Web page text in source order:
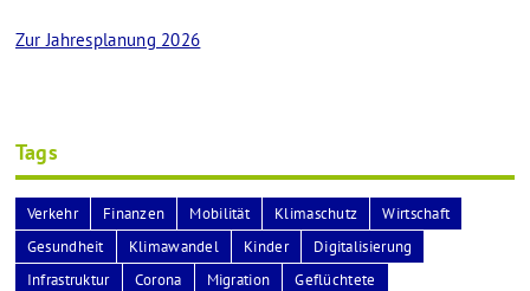
Zur Jahresplanung 2026
Tags
Verkehr Finanzen Mobilität Klimaschutz
Wirtschaft
Gesundheit
Klimawandel Kinder
Digitalisierung
Infrastruktur
Corona Migration
Geflüchtete